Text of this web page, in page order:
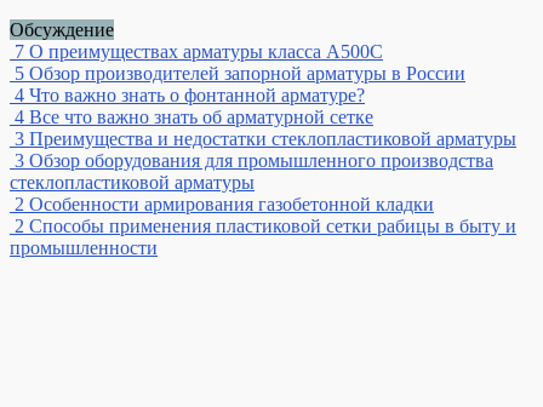
Обсуждение
7 О преимуществах арматуры класса А500С
5 Обзор производителей запорной арматуры в России
4 Что важно знать о фонтанной арматуре?
4 Все что важно знать об арматурной сетке
3 Преимущества и недостатки стеклопластиковой арматуры
3 Обзор оборудования для промышленного производства
стеклопластиковой арматуры
2 Особенности армирования газобетонной кладки
2 Способы применения пластиковой сетки рабицы в быту и
промышленности